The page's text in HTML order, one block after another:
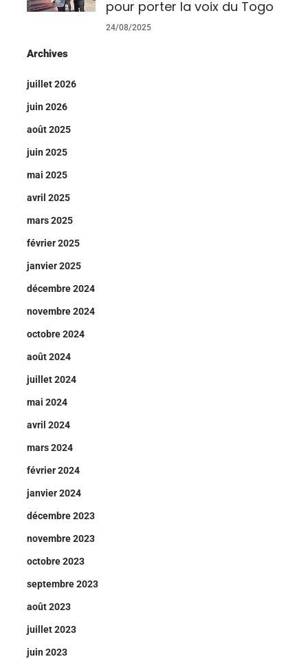
pour porter la voix du Togo
24/08/2025
Archives
juillet 2026
juin 2026
août 2025
juin 2025
mai 2025
avril 2025
mars 2025
février 2025
janvier 2025
décembre 2024
novembre 2024
octobre 2024
août 2024
juillet 2024
mai 2024
avril 2024
mars 2024
février 2024
janvier 2024
décembre 2023
novembre 2023
octobre 2023
septembre 2023
août 2023
juillet 2023
juin 2023